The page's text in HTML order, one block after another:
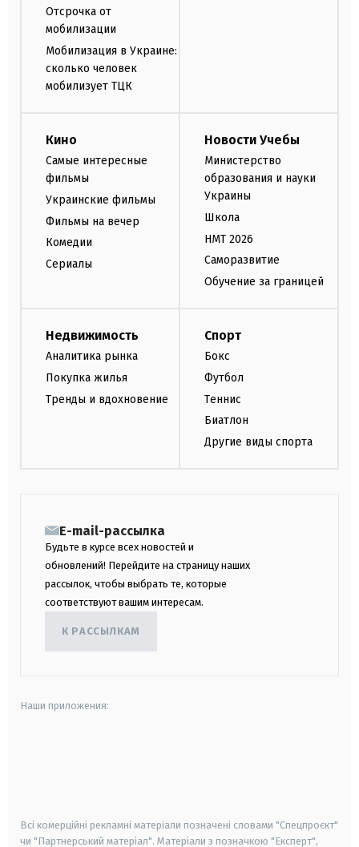
Отсрочка от
мобилизации
Мобилизация в Украине:
сколько человек
мобилизует ТЦК
Кино
Самые интересные
фильмы
Украинские фильмы
Фильмы на вечер
Комедии
Сериалы
Новости Учебы
Министерство
образования и науки
Украины
Школа
НМТ 2026
Саморазвитие
Обучение за границей
Недвижимость
Аналитика рынка
Покупка жилья
Тренды и вдохновение
Спорт
Бокс
Футбол
Теннис
Биатлон
Другие виды спорта
E-mail-рассылка
Будьте в курсе всех новостей и
обновлений! Перейдите на страницу наших
рассылок, чтобы выбрать те, которые
соответствуют вашим интересам.
К РАССЫЛКАМ
Наши приложения:
Всі комерційні рекламні матеріали позначені словами "Спецпроєкт"
чи "Партнерський матеріал". Матеріали з позначкою "Експерт",